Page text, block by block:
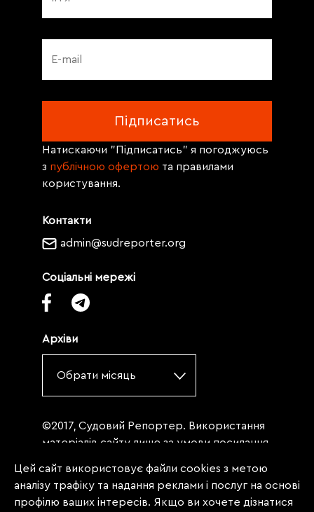
Контакти
admin@sudreporter.org
Соціальні мережі
Архіви
Обрати місяць
Натискаючи "Підписатись" я погоджуюсь
з публічною офертою та правилами
користування.
©2017, Судовий Репортер. Використання
матеріалів сайту лише за умови посилання
«Судовий репортер» не нижче третього
абзацу. Матеріали, щодо яких міститься
заборона на повну републікацію
Цей сайт використовує файли cookies з метою
аналізу трафіку та надання реклами і послуг на основі
профілю ваших інтересів. Якщо ви хочете дізнатися